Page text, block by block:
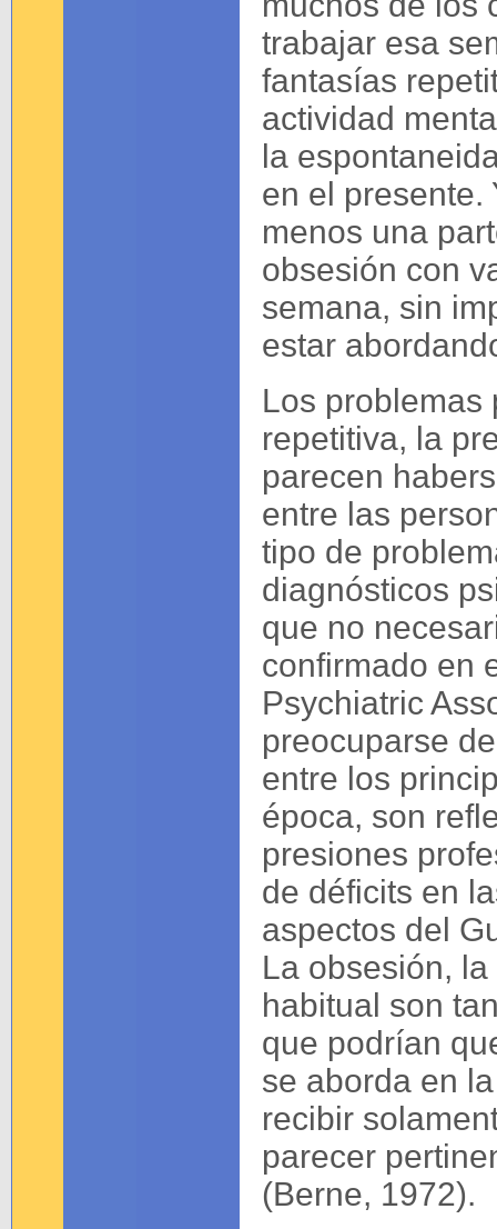
trabajar esa
fantasías
actividad
la
en el presente.
menos una
obsesión con
semana, sin
estar
Los problemas
repetitiva, la
parecen
entre las
tipo de
diagnósticos
que no
confirmado en
Psychiatric
preocuparse
entre los
época, son
presiones
de déficits en
aspectos del
La obsesión,
habitual son
que podrían
se aborda en
recibir
parecer
(Berne, 1972).